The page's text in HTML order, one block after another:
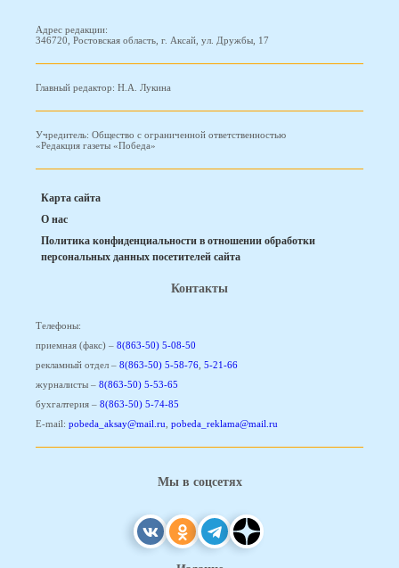
Адрес редакции:
346720, Ростовская область, г. Аксай, ул. Дружбы, 17
Главный редактор: Н.А. Лукина
Учредитель: Общество с ограниченной ответственностью
«Редакция газеты «Победа»
Карта сайта
О нас
Политика конфиденциальности в отношении обработки
персональных данных посетителей сайта
Контакты
Телефоны:
приемная (факс) – 8(863-50) 5-08-50
рекламный отдел – 8(863-50) 5-58-76, 5-21-66
журналисты – 8(863-50) 5-53-65
бухгалтерия – 8(863-50) 5-74-85
E-mail: pobeda_aksay@mail.ru, pobeda_reklama@mail.ru
Мы в соцсетях